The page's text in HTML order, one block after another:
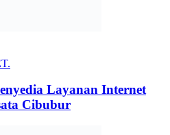
Layanan Internet
Cibubur